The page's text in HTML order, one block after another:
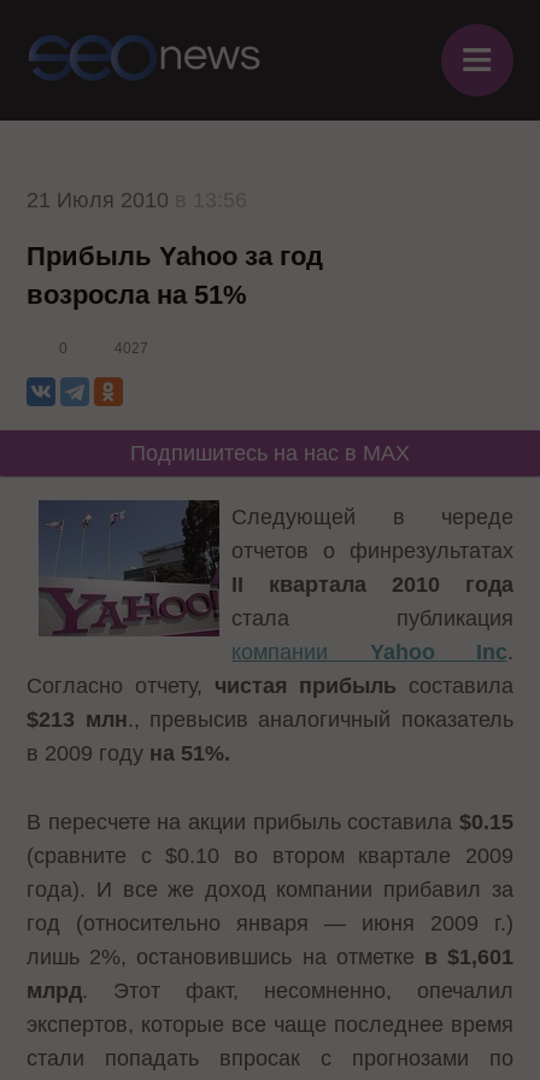
≡
21 Июля 2010
Прибыль Yahoo за год
возросла на 51%
0 4027
Подпишитесь на нас в MAX
Следующей в череде
отчетов о финрезультатах
II квартала 2010 года
стала публикация
компании Yahoo Inc.
Согласно отчету, чистая прибыль составила
$213 млн., превысив аналогичный показатель
в 2009 году на 51%.
В пересчете на акции прибыль составила $0.15
(сравните с $0.10 во втором квартале 2009
года). И все же доход компании прибавил за
год (относительно января — июня 2009 г.)
лишь 2%, остановившись на отметке в $1,601
млрд. Этот факт, несомненно, опечалил
экспертов, которые все чаще последнее время
стали попадать впросак с прогнозами по